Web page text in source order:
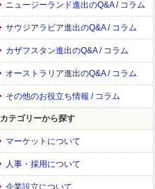
ニュージーランド進出のQ&A / コラム
サウジアラビア進出のQ&A / コラム
カザフスタン進出のQ&A / コラム
オーストラリア進出のQ&A / コラム
その他のお役立ち情報 / コラム
カテゴリーから探す
マーケットについて
人事・採用について
企業設立について